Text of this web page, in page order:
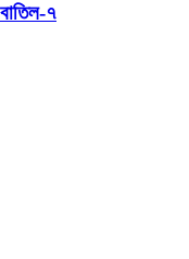
৭